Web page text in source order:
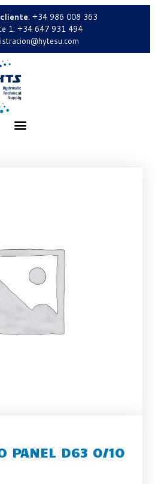
: +34 986 008 363
1: +34 647 931 494
PANEL D63 0/10